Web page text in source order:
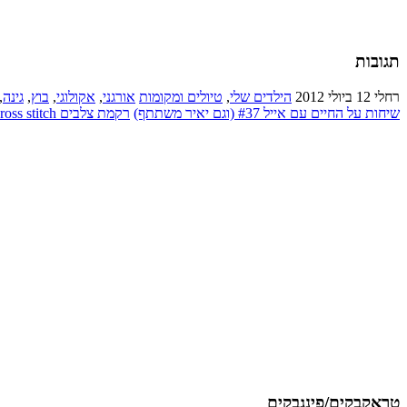
תגובות
רחלי 12 ביולי 2012 הילדים שלי, טיולים ומקומות אורגני, אקולוגי, בוץ, גינה,
שיחות על החיים עם אייל #37 (וגם יאיר משתתף)
רקמת צלבים cross stitch
טראקבקים/פינגבקים